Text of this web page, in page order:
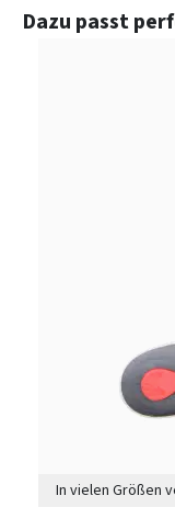
Produktgalerie
Dazu passt
In vielen Größen